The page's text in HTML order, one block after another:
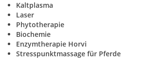
Kaltplasma
Laser
Phytotherapie
Biochemie
Enzymtherapie Horvi
Stresspunktmassage für Pferde